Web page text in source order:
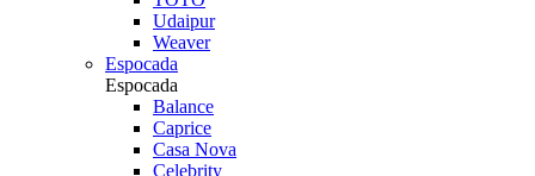
Udaipur
Weaver
Espocada
Espocada
Balance
Caprice
Casa Nova
Celebrity